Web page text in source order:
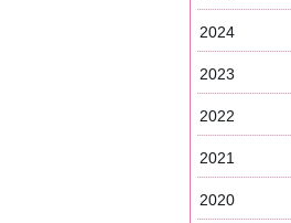
2024
2023
2022
2021
2020